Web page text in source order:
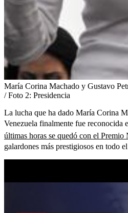
María Corina Machado y Gustavo
/ Foto 2: Presidencia
La lucha que ha dado María Corina
Venezuela finalmente fue reconocida
últimas horas se quedó con el Premio
galardones más prestigiosos en todo